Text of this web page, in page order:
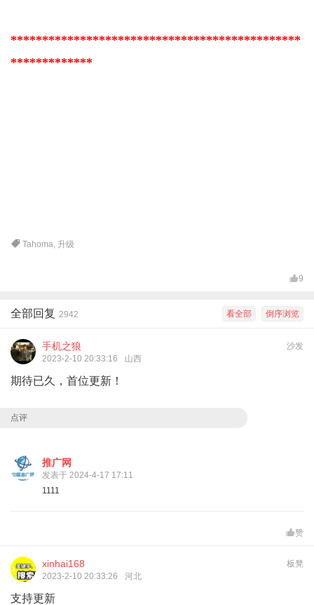
**********************************************
*************
Tahoma, 升级
9
倒序浏览
看全部
全部回复 2942
沙发
手机之狼
2023-2-10 20:33:16 山西
期待已久，首位更新！
点评
推广网
发表于 2024-4-17 17:11
1111
赞
板凳
xinhai168
2023-2-10 20:33:26 河北
支持更新